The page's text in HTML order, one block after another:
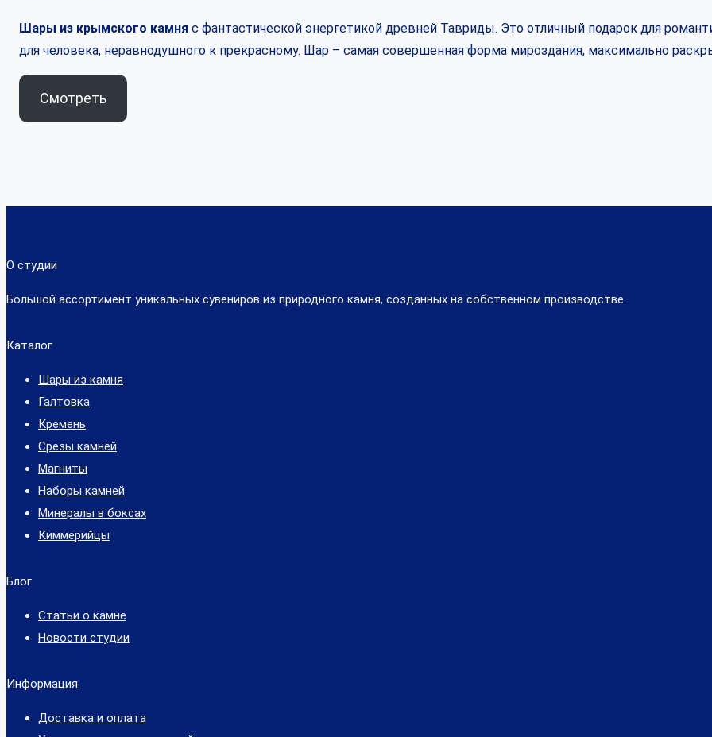
Шары из крымского камня с фантастической энергетикой древней Тавриды. Это отличный подарок для
для человека, неравнодушного к прекрасному. Шар – самая совершенная форма мироздания, максимально
Смотреть
О студии
Большой ассортимент уникальных сувениров из природного камня, созданных на собственном производстве.
Каталог
Шары из камня
Галтовка
Кремень
Срезы камней
Магниты
Наборы камней
Минералы в боксах
Киммерийцы
Блог
Статьи о камне
Новости студии
Информация
Доставка и оплата